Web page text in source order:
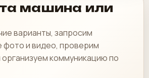
машина или
варианты, запросим
фото и видео, проверим
коммуникацию по